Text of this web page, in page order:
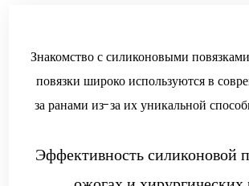
Знакомство с силиконовыми
повязки широко используются в
за ранами из-за их уникальной
Эффективность силиконовой